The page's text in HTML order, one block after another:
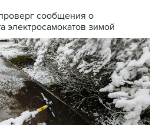
сообщения о
электросамокатов зимой